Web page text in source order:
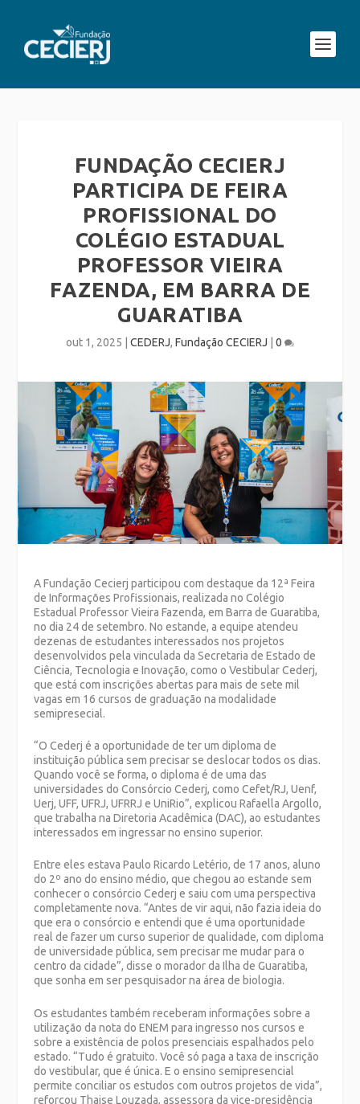
FUNDAÇÃO CECIERJ
PARTICIPA DE FEIRA
PROFISSIONAL DO
COLÉGIO ESTADUAL
PROFESSOR VIEIRA
FAZENDA, EM BARRA DE
GUARATIBA
out 1, 2025 CEDERJ, Fundação CECIERJ 0
A Fundação Cecierj participou com destaque da 12ª Feira
de Informações Profissionais, realizada no Colégio
Estadual Professor Vieira Fazenda, em Barra de Guaratiba,
no dia 24 de setembro. No estande, a equipe atendeu
dezenas de estudantes interessados nos projetos
desenvolvidos pela vinculada da Secretaria de Estado de
Ciência, Tecnologia e Inovação, como o Vestibular Cederj,
que está com inscrições abertas para mais de sete mil
vagas em 16 cursos de graduação na modalidade
semipresecial.
“O Cederj é a oportunidade de ter um diploma de
instituição pública sem precisar se deslocar todos os dias.
Quando você se forma, o diploma é de uma das
universidades do Consórcio Cederj, como Cefet/RJ, Uenf,
Uerj, UFF, UFRJ, UFRRJ e UniRio”, explicou Rafaella Argollo,
que trabalha na Diretoria Acadêmica (DAC), ao estudantes
interessados em ingressar no ensino superior.
Entre eles estava Paulo Ricardo Letério, de 17 anos, aluno
do 2º ano do ensino médio, que chegou ao estande sem
conhecer o consórcio Cederj e saiu com uma perspectiva
completamente nova. “Antes de vir aqui, não fazia ideia do
que era o consórcio e entendi que é uma oportunidade
real de fazer um curso superior de qualidade, com diploma
de universidade pública, sem precisar me mudar para o
centro da cidade”, disse o morador da Ilha de Guaratiba,
que sonha em ser pesquisador na área de biologia.
Os estudantes também receberam informações sobre a
utilização da nota do ENEM para ingresso nos cursos e
sobre a existência de polos presenciais espalhados pelo
estado. “Tudo é gratuito. Você só paga a taxa de inscrição
do vestibular, que é única. E o ensino semipresencial
permite conciliar os estudos com outros projetos de vida”,
reforçou Thaise Louzada, assessora da vice-presidência